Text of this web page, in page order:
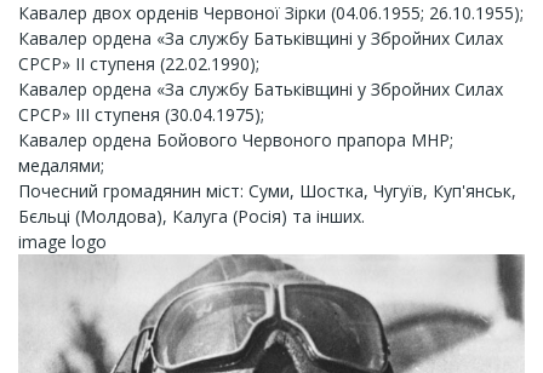
Кавалер двох орденів Червоної Зірки (04.06.1955; 26.10.1955);
Кавалер ордена «За службу Батьківщині у Збройних Силах
СРСР» II ступеня (22.02.1990);
Кавалер ордена «За службу Батьківщині у Збройних Силах
СРСР» III ступеня (30.04.1975);
Кавалер ордена Бойового Червоного прапора МНР;
медалями;
Почесний громадянин міст: Суми, Шостка, Чугуїв, Куп'янськ,
Бєльці (Молдова), Калуга (Росія) та інших.
image logo